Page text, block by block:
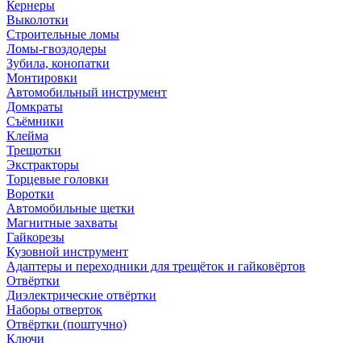
Кернеры
Выколотки
Строительные ломы
Ломы-гвоздодеры
Зубила, конопатки
Монтировки
Автомобильный инструмент
Домкраты
Съёмники
Клейма
Трещотки
Экстракторы
Торцевые головки
Воротки
Автомобильные щетки
Магнитные захваты
Гайкорезы
Кузовной инструмент
Адаптеры и переходники для трещёток и гайковёртов
Отвёртки
Диэлектрические отвёртки
Наборы отверток
Отвёртки (поштучно)
Ключи